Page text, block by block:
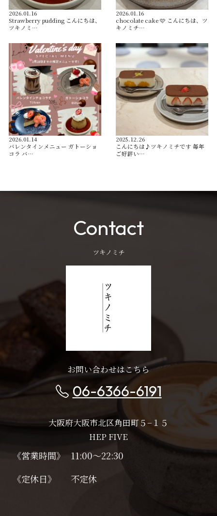
2026.01.16
Strawberry pudding こんにちは、
ツキノミ…
2026.01.16
chocolate cake 🩷 こんにちは、ツ
キノミチ…
2026.01.14
バレンタインメニュー ガトーショ
コラ バ…
2025.12.26
こんにちは♪ツキノミチです️ 毎年
ご好評い…
Contact
ツキノミチ
お問い合わせはこちら
06-6366-6191
大阪府大阪市北区角田町５−１５
HEP FIVE
《営業時間》
11:00～22:30
《定休日》
不定休